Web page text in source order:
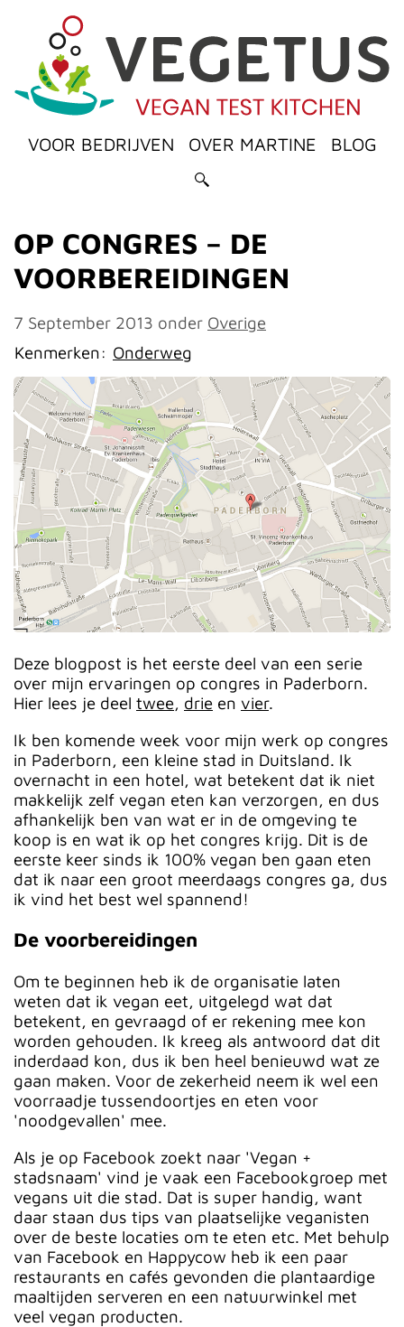
VOOR BEDRIJVEN OVER MARTINE BLOG
OP CONGRES – DE
VOORBEREIDINGEN
7 September 2013 onder Overige
Kenmerken: Onderweg
Deze blogpost is het eerste deel van een serie
over mijn ervaringen op congres in Paderborn.
Hier lees je deel twee, drie en vier.
Ik ben komende week voor mijn werk op congres
in Paderborn, een kleine stad in Duitsland. Ik
overnacht in een hotel, wat betekent dat ik niet
makkelijk zelf vegan eten kan verzorgen, en dus
afhankelijk ben van wat er in de omgeving te
koop is en wat ik op het congres krijg. Dit is de
eerste keer sinds ik 100% vegan ben gaan eten
dat ik naar een groot meerdaags congres ga, dus
ik vind het best wel spannend!
De voorbereidingen
Om te beginnen heb ik de organisatie laten
weten dat ik vegan eet, uitgelegd wat dat
betekent, en gevraagd of er rekening mee kon
worden gehouden. Ik kreeg als antwoord dat dit
inderdaad kon, dus ik ben heel benieuwd wat ze
gaan maken. Voor de zekerheid neem ik wel een
voorraadje tussendoortjes en eten voor
'noodgevallen' mee.
Als je op Facebook zoekt naar 'Vegan +
stadsnaam' vind je vaak een Facebookgroep met
vegans uit die stad. Dat is super handig, want
daar staan dus tips van plaatselijke veganisten
over de beste locaties om te eten etc. Met behulp
van Facebook en Happycow heb ik een paar
restaurants en cafés gevonden die plantaardige
maaltijden serveren en een natuurwinkel met
veel vegan producten.